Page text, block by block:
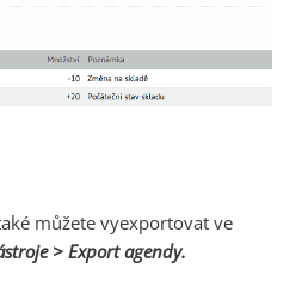
můžete vyexportovat ve
> Export agendy.